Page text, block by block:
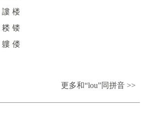
謱 楼
耧 镂
軁 偻
更多和“lou”同拼音 >>